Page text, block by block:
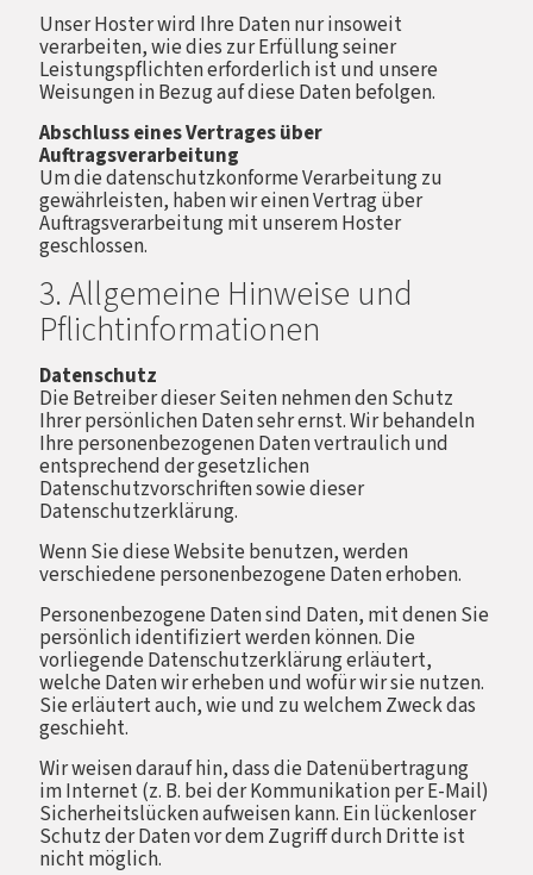
Unser Hoster wird Ihre Daten nur insoweit
verarbeiten, wie dies zur Erfüllung seiner
Leistungspflichten erforderlich ist und unsere
Weisungen in Bezug auf diese Daten befolgen.
Abschluss eines Vertrages über
Auftragsverarbeitung
Um die datenschutzkonforme Verarbeitung zu
gewährleisten, haben wir einen Vertrag über
Auftragsverarbeitung mit unserem Hoster
geschlossen.
3. Allgemeine Hinweise und
Pflichtinformationen
Datenschutz
Die Betreiber dieser Seiten nehmen den Schutz
Ihrer persönlichen Daten sehr ernst. Wir behandeln
Ihre personenbezogenen Daten vertraulich und
entsprechend der gesetzlichen
Datenschutzvorschriften sowie dieser
Datenschutzerklärung.
Wenn Sie diese Website benutzen, werden
verschiedene personenbezogene Daten erhoben.
Personenbezogene Daten sind Daten, mit denen Sie
persönlich identifiziert werden können. Die
vorliegende Datenschutzerklärung erläutert,
welche Daten wir erheben und wofür wir sie nutzen.
Sie erläutert auch, wie und zu welchem Zweck das
geschieht.
Wir weisen darauf hin, dass die Datenübertragung
im Internet (z. B. bei der Kommunikation per E-Mail)
Sicherheitslücken aufweisen kann. Ein lückenloser
Schutz der Daten vor dem Zugriff durch Dritte ist
nicht möglich.